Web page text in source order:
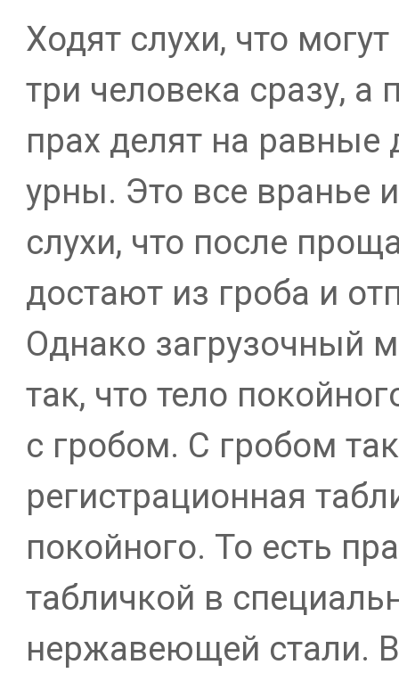
Ходят слухи, что
три человека сразу,
прах делят на
урны. Это все вранье
слухи, что после
достают из гроба и
Однако загрузочный
так, что тело
с гробом. С гробом
регистрационная
покойного. То есть
табличкой в
нержавеющей стали.